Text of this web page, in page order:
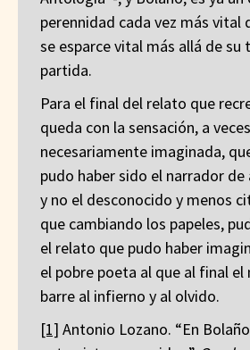
perennidad cada vez más vital
se esparce vital más allá de su
partida.
Para el final del relato que
queda con la sensación, a
necesariamente imaginada,
pudo haber sido el narrador
y no el desconocido y menos
que cambiando los papeles,
el relato que pudo haber
el pobre poeta al que al final el
barre al infierno y al olvido.
[1] Antonio Lozano. “En